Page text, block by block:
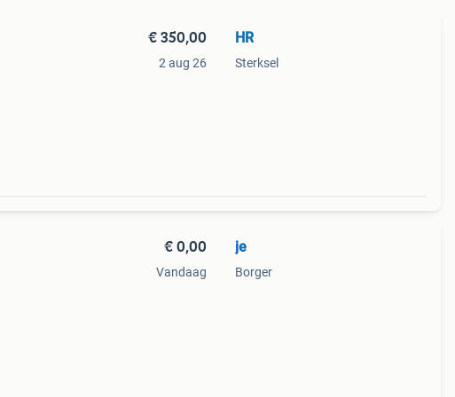
€ 350,00
2 aug 26
HR
Sterksel
€ 0,00
Vandaag
je
Borger